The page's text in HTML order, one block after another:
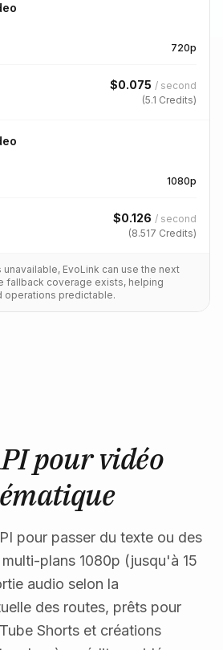
pour vidéo
pour passer du texte ou des
plans 1080p (jusqu'à 15
audio selon la
des routes, prêts pour
Shorts et créations
720p
$0.075 / second
(5.1 Credits)
1080p
$0.126 / second
(8.517 Credits)
EvoLink can use the next
fallback coverage exists, helping
operations predictable.